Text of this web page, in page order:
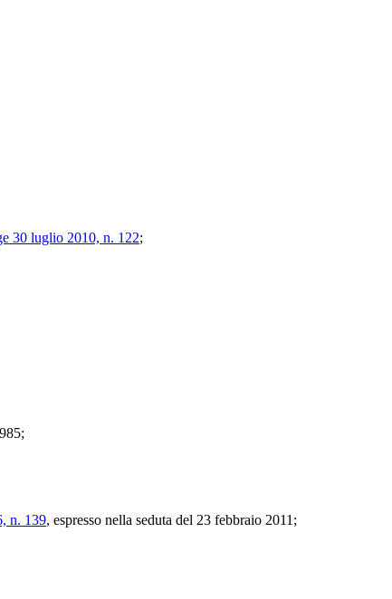
30 luglio 2010, n. 122;
n. 139, espresso nella seduta del 23 febbraio 2011;